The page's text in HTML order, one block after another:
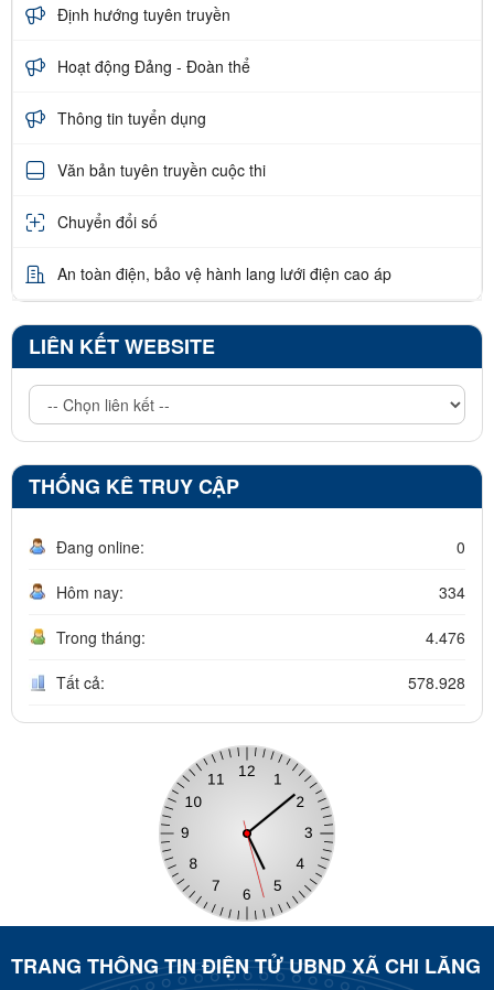
Định hướng tuyên truyền
Hoạt động Đảng - Đoàn thể
Thông tin tuyển dụng
Văn bản tuyên truyền cuộc thi
Chuyển đổi số
An toàn điện, bảo vệ hành lang lưới điện cao áp
LIÊN KẾT WEBSITE
THỐNG KÊ TRUY CẬP
Đang online: 0
Hôm nay: 334
Trong tháng: 4.476
Tất cả: 578.928
TRANG THÔNG TIN ĐIỆN TỬ UBND XÃ CHI LĂNG